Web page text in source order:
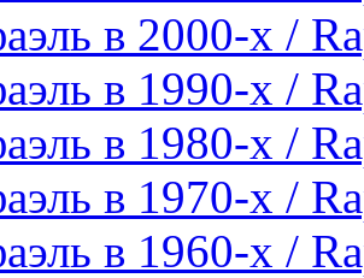
в 2000-х /
в 1990-х /
в 1980-х /
в 1970-х /
в 1960-х /